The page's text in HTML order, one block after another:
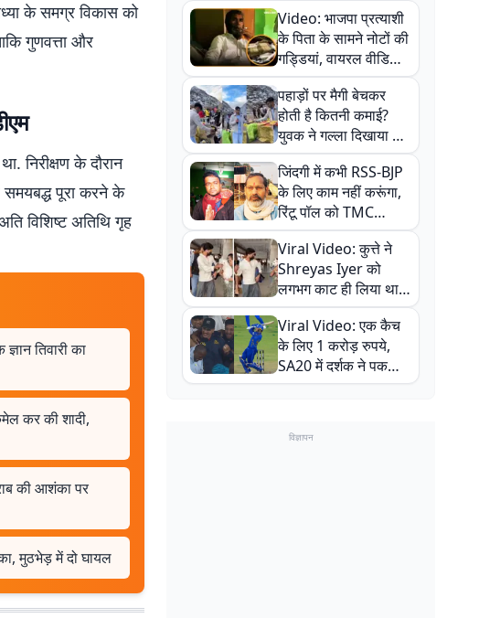
के समग्र विकास को
गुणवत्ता और
निरीक्षण के दौरान
समयबद्ध पूरा करने के
विशिष्ट अतिथि गृह
तिवारी का
कर की शादी,
की आशंका पर
मुठभेड़ में दो घायल
Video: भाजपा प्रत्याशी
के पिता के सामने नोटों की
गड्डियां, वायरल वीडियो
से राजनीति में उबाल,
अजित महतो बोले- TMC
की गंदी चाल
पहाड़ों पर मैगी बेचकर
होती है कितनी कमाई?
युवक ने गल्ला दिखाया तो
नौकरी वालों के खड़े हो गए
कान
जिंदगी में कभी RSS-BJP
के लिए काम नहीं करूंगा,
रिंटू पॉल को TMC
ऑफिस में ले जाकर पीटा,
Video वायरल
Viral Video: कुत्ते ने
Shreyas Iyer को
लगभग काट ही लिया था,
न्यूजीलैंड सीरीज से पहले
बाल-बाल बचे
Viral Video: एक कैच
के लिए 1 करोड़ रुपये,
SA20 में दर्शक ने पकड़ा
एक हाथ से गजब का कैच
विज्ञापन